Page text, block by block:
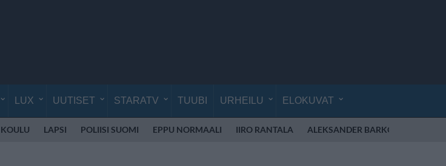
LUX UUTISET STARATV TUUBI URHEILU ELOKUVAT
KOULU LAPSI POLIISI SUOMI EPPU NORMAALI IIRO RANTALA ALEKSANDER BARKOV